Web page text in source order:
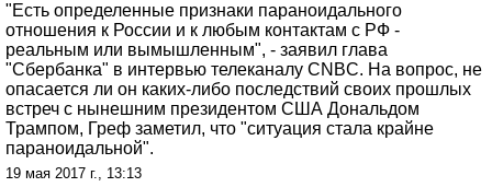
"Есть определенные признаки параноидального
отношения к России и к любым контактам с РФ -
реальным или вымышленным", - заявил глава
"Сбербанка" в интервью телеканалу CNBC. На вопрос, не
опасается ли он каких-либо последствий своих прошлых
встреч с нынешним президентом США Дональдом
Трампом, Греф заметил, что "ситуация стала крайне
параноидальной".
19 мая 2017 г., 13:13